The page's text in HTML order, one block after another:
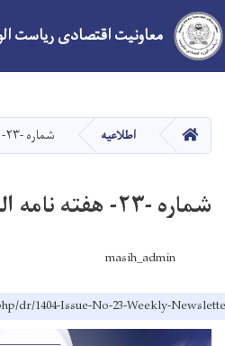
main
معاونیت اقتصادی ریاست
صفحه اصلیاطلاعیه شماره -۲۳- هفته نامه الکترونیکی
شماره -۲۳- هفته نامه الکترونیکی
masih_admin
dr/1404-Issue-No-23-Weekly-